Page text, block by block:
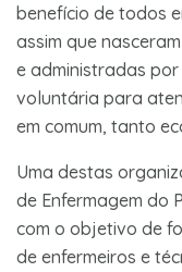
benefício de todos
assim que
e administradas
voluntária para
em comum, tanto
Uma destas
de Enfermagem do
com o objetivo de
de enfermeiros e